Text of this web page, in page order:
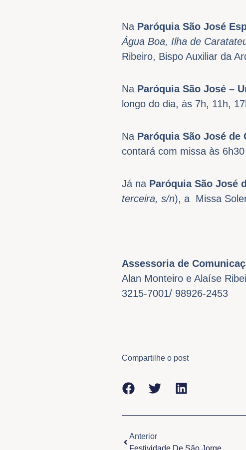
Na Paróquia São José
Água Boa, Ilha de
Ribeiro, Bispo Auxiliar da
Na Paróquia São José –
longo do dia, às 7h, 11h,
Na Paróquia São José de
contará com missa às
Já na Paróquia São José
terceira, s/n), a Missa
Assessoria de
Alan Monteiro e Alaíse
3215-7001/ 98926-2453
Compartilhe o post
Anterior
Festividade De São Jorge